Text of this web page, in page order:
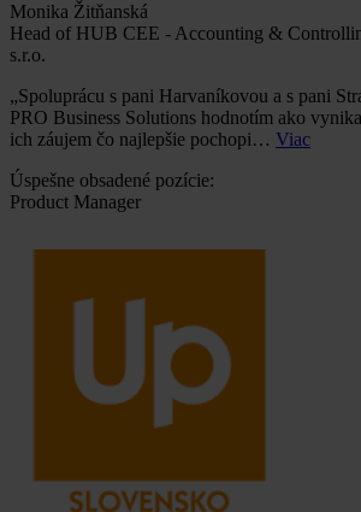
Monika Žitňanská
Head of HUB CEE - Accounting &
s.r.o.
„Spoluprácu s pani Harvaníkovou a s pani
PRO Business Solutions hodnotím ako
ich záujem čo najlepšie pochopi… Viac
Úspešne obsadené pozície:
Product Manager